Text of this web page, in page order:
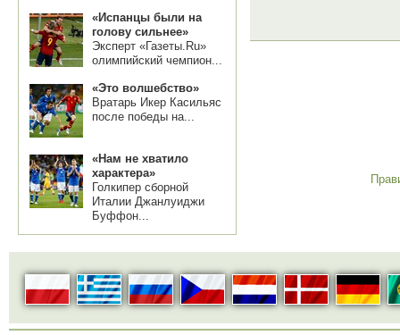
«Испанцы были на
голову сильнее»
Эксперт «Газеты.Ru»
олимпийский чемпион...
«Это волшебство»
Вратарь Икер Касильяс
после победы на...
«Нам не хватило
характера»
Голкипер сборной
Италии Джанлуиджи
Буффон...